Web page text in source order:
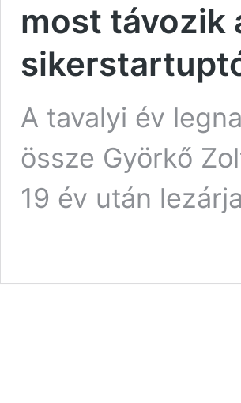
most távozik
A tavalyi év
össze Györkő
19 év után